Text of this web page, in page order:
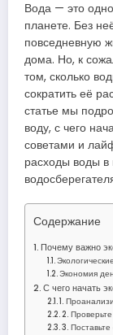
Вода — это
планете. Без
повседневную
дома. Но, к
том, сколько
сократить её
статье мы
воду, с чего
советами и
расходы воды
Содержание
Почему важно
Экономия
С чего начать
1.
2.
3.